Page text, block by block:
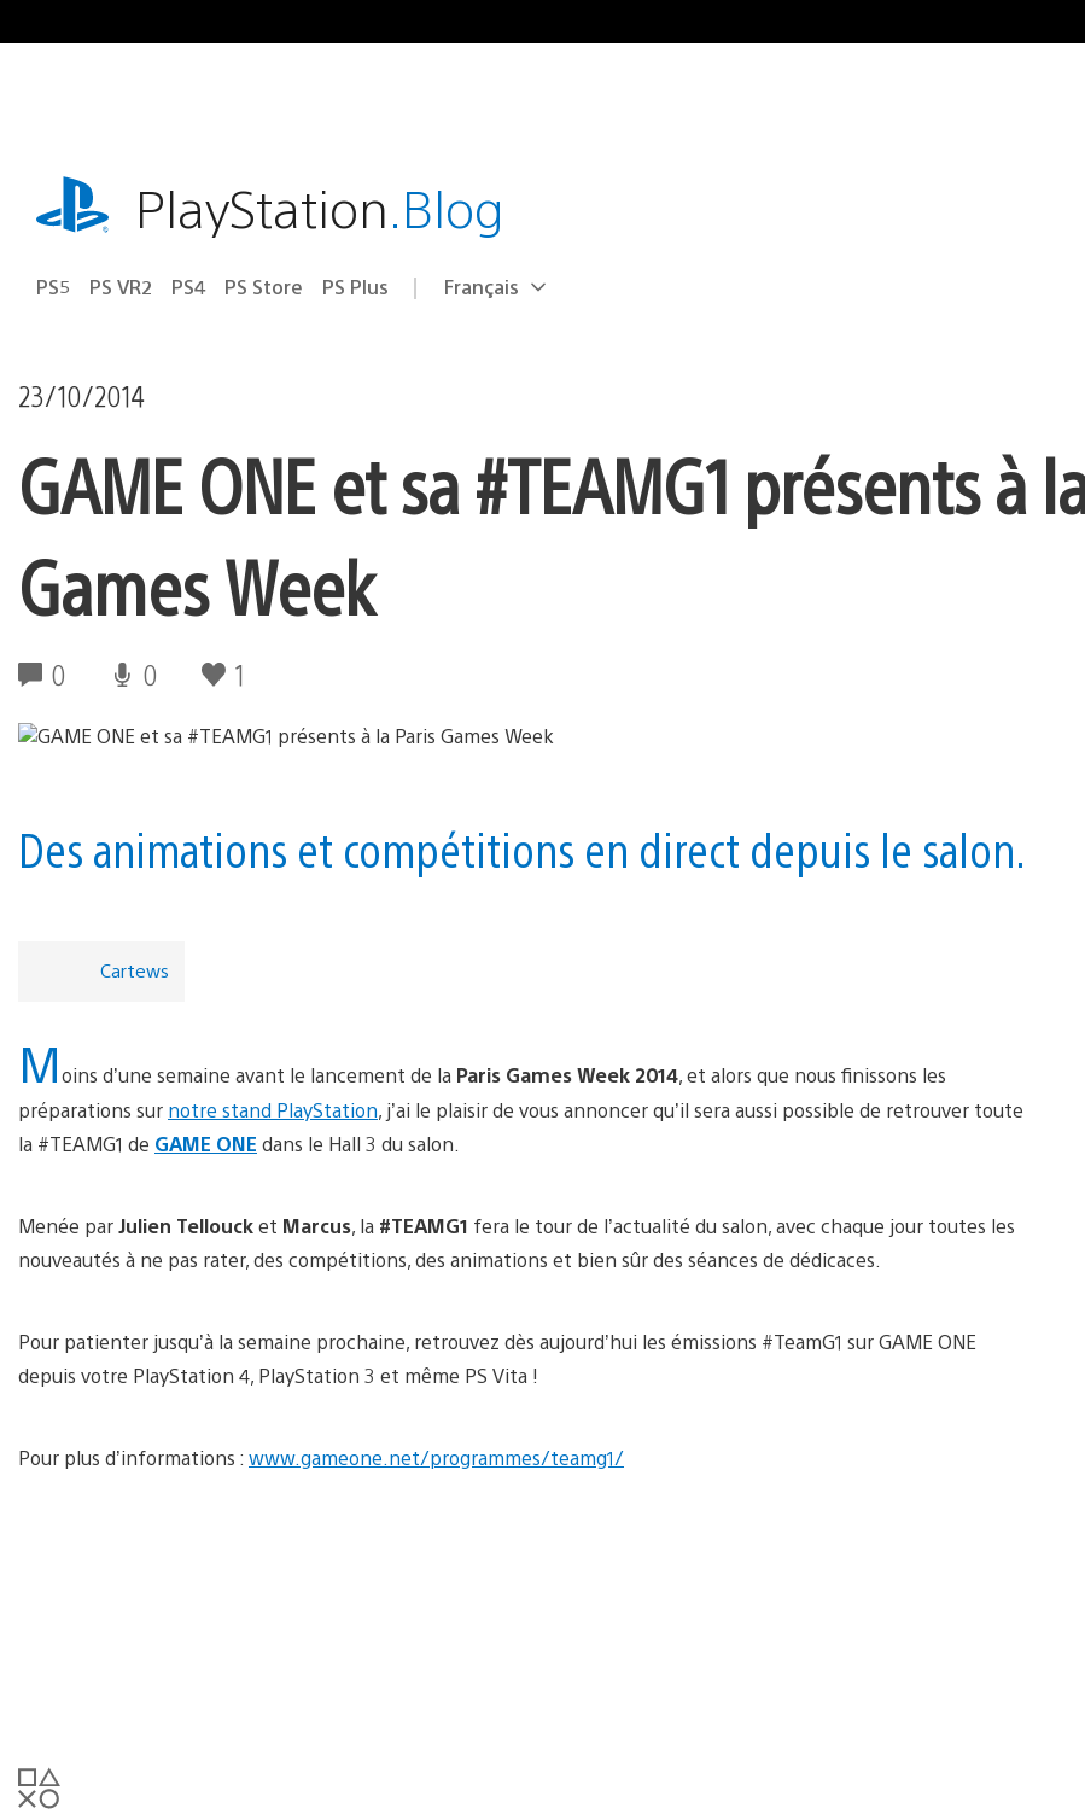
au
playstation.comPlayStation.Blog
PS5 PS VR2 PS4 PS Store PS Plus Choisir
Région
Français
23/10/2014
GAME ONE et sa #TEAMG1 présents à
Games Week
0 0 1
Des animations et compétitions en direct depuis le salon.
Cartews
Moins d’une semaine avant le lancement de la Paris Games Week 2014, et alors que nous finissons les
préparations sur notre stand PlayStation, j’ai le plaisir de vous annoncer qu’il sera aussi possible de retrouver toute
la #TEAMG1 de GAME ONE dans le Hall 3 du salon.
Menée parJulien Telloucket Marcus, la #TEAMG1 fera le tour de l’actualité du salon, avec chaque jour toutes les
nouveautés à ne pas rater, des compétitions, des animations et bien sûr des séances de dédicaces.
Pour patienter jusqu’à la semaine prochaine, retrouvez dès aujourd’hui les émissions #TeamG1 sur GAME ONE
depuis votre PlayStation 4, PlayStation 3 et même PS Vita !
Pour plus d’informations : www.gameone.net/programmes/teamg1/